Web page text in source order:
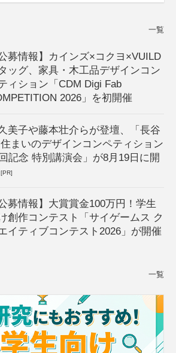
一覧
公募情報】カインズ×コクヨ×VUILD
ッグ、家具・木工品デザインコン
ィション「CDM Digi Fab
2026」を初開催
美子や藤本壮介らが登壇、「長谷
まいのデザインコンペティション
記念 特別講演会」が8月19日に開
[PR]
公募情報】大賞賞金100万円！学生
創作コンテスト「サイゲームス ク
イティブコンテスト2026」が開催
一覧